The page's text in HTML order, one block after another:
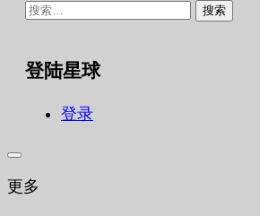
搜
登陆星球
登录
更多